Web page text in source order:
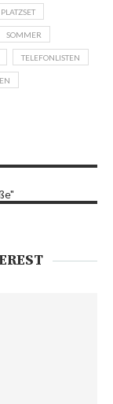
PLATZSET
SOMMER
TELEFONLISTEN